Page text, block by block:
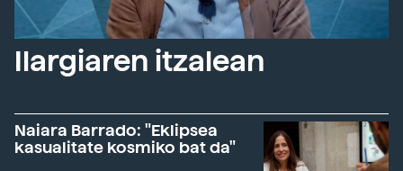
Ilargiaren itzalean
Naiara Barrado: "Eklipsea
kasualitate kosmiko bat da"